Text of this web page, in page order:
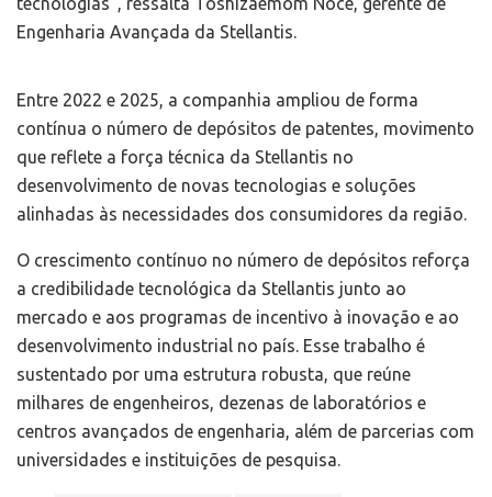
Engenharia Avançada da Stellantis.
Entre 2022 e 2025, a companhia ampliou de forma
contínua o número de depósitos de patentes, movimento
que reflete a força técnica da Stellantis no
desenvolvimento de novas tecnologias e soluções
alinhadas às necessidades dos consumidores da região.
O crescimento contínuo no número de depósitos reforça
a credibilidade tecnológica da Stellantis junto ao
mercado e aos programas de incentivo à inovação e ao
desenvolvimento industrial no país. Esse trabalho é
sustentado por uma estrutura robusta, que reúne
milhares de engenheiros, dezenas de laboratórios e
centros avançados de engenharia, além de parcerias com
universidades e instituições de pesquisa.